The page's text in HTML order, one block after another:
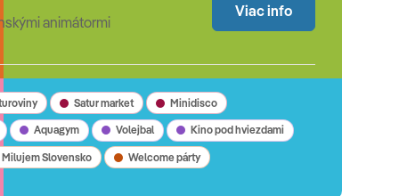
miestnosti, 81m2, max. 3+2)
• obed (12:30-14:30) • večera (19:30-21:30) • neskoré
animátormi
Viac info
Satur market Minidisco
Aquagym Volejbal Kino pod hviezdami
Milujem Slovensko Welcome párty